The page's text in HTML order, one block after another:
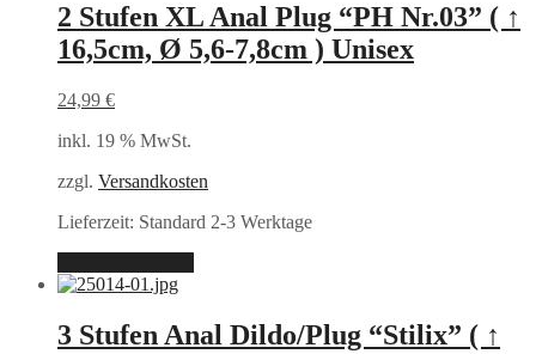
2 Stufen XL Anal Plug “PH Nr.03” ( ↑
16,5cm, Ø 5,6-7,8cm ) Unisex
24,99 €
inkl. 19 % MwSt.
zzgl. Versandkosten
Lieferzeit: Standard 2-3 Werktage
3 Stufen Anal Dildo/Plug “Stilix” ( ↑